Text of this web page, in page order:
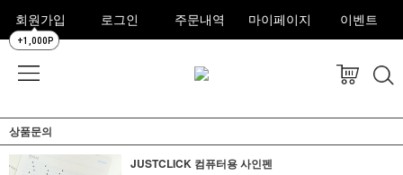
회원가입
+1,000P
로그인 주문내역 마이페이지 이벤트
상품문의
JUSTCLICK 컴퓨터용 사인펜